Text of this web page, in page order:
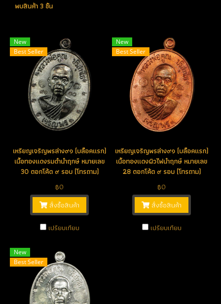
พบสินค้า 3 ชิ้น
New
Best Seller
เหรียญเจริญพรล่าง๙๑ (บล็อคแรก)
เนื้อทองแดงรมดำนำฤกษ์ หมายเลข
30 ตอกโค้ด ๙ รอบ (โทรถาม)
฿0
สั่งซื้อสินค้า
เปรียบเทียบ
New
Best Seller
เหรียญเจริญพรล่าง๙๑ (บล็อคแรก)
เนื้อทองแดงผิวไฟนำฤกษ์ หมายเลข
28 ตอกโค้ด ๙ รอบ (โทรถาม)
฿0
สั่งซื้อสินค้า
เปรียบเทียบ
New
Best Seller